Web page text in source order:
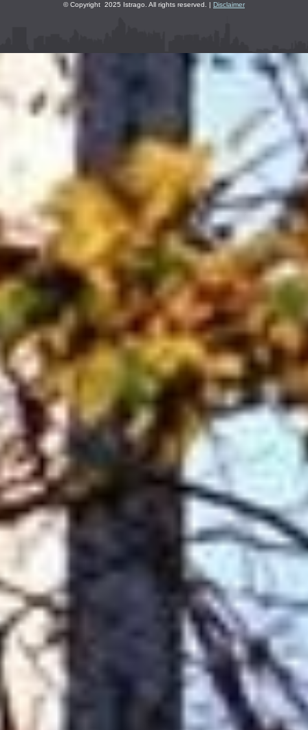
© Copyright 2025 Istrago. All rights reserved. | Disclaimer